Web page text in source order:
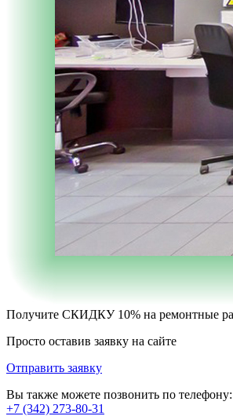
Получите СКИДКУ 10% на ремонтные
Просто оставив заявку на сайте
Отправить заявку
Вы также можете позвонить по телефону:
+7 (342) 273-80-31